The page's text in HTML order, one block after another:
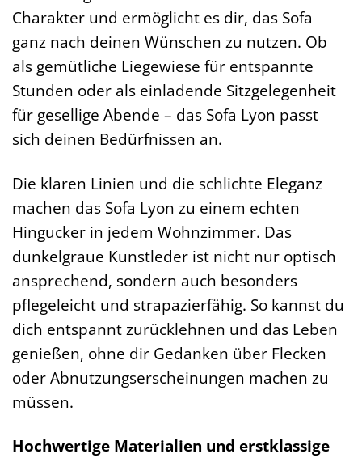
Charakter und ermöglicht es dir, das Sofa
ganz nach deinen Wünschen zu nutzen. Ob
als gemütliche Liegewiese für entspannte
Stunden oder als einladende Sitzgelegenheit
für gesellige Abende – das Sofa Lyon passt
sich deinen Bedürfnissen an.
Die klaren Linien und die schlichte Eleganz
machen das Sofa Lyon zu einem echten
Hingucker in jedem Wohnzimmer. Das
dunkelgraue Kunstleder ist nicht nur optisch
ansprechend, sondern auch besonders
pflegeleicht und strapazierfähig. So kannst du
dich entspannt zurücklehnen und das Leben
genießen, ohne dir Gedanken über Flecken
oder Abnutzungserscheinungen machen zu
müssen.
Hochwertige Materialien und erstklassige